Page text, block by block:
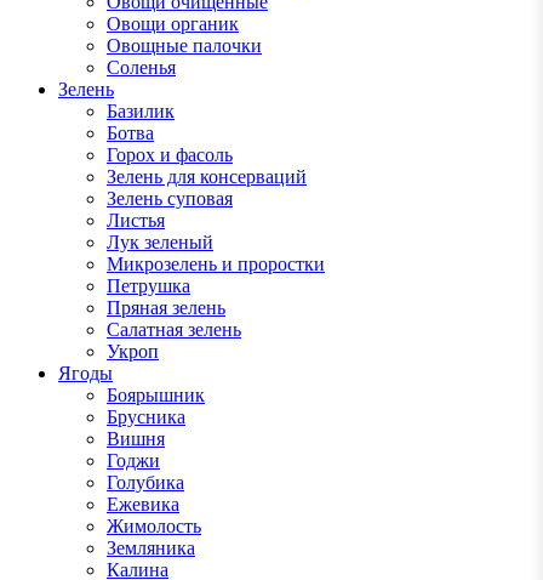
Овощи органик
Овощные палочки
Соленья
Зелень
Базилик
Ботва
Горох и фасоль
Зелень для консерваций
Зелень суповая
Листья
Лук зеленый
Микрозелень и проростки
Петрушка
Пряная зелень
Салатная зелень
Укроп
Ягоды
Боярышник
Брусника
Вишня
Годжи
Голубика
Ежевика
Жимолость
Земляника
Калина